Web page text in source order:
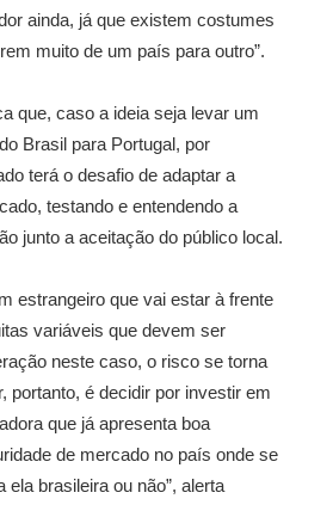
ainda, já que existem costumes
muito de um país para outro”.
que, caso a ideia seja levar um
Brasil para Portugal, por
terá o desafio de adaptar a
testando e entendendo a
junto a aceitação do público local.
estrangeiro que vai estar à frente
variáveis que devem ser
neste caso, o risco se torna
portanto, é decidir por investir em
que já apresenta boa
de mercado no país onde se
ela brasileira ou não”, alerta